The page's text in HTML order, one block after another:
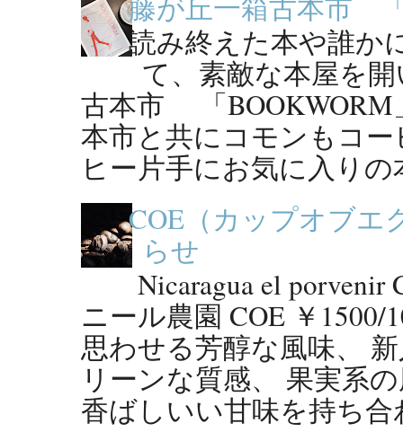
読み終えた本や誰か
て、素敵な本屋を
古本市 「BOOKWORM
本市と共にコモンもコ
ヒー片手にお気に入り
COE（カップオブエ
らせ
Nicaragua el
ニール農園 COE ￥
思わせる芳醇な風味、
リーンな質感、 果実系
香ばしいい甘味を持ち合